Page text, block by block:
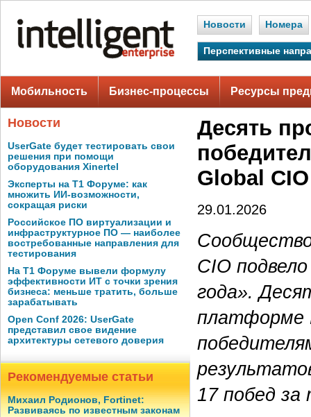
Новости Номера
Перспективные
Мобильность Бизнес-процессы Ресурсы
Новости
UserGate будет тестировать свои
решения при помощи
оборудования Xinertel
Эксперты на Т1 Форуме: как
множить ИИ-возможности,
сокращая риски
Российское ПО виртуализации и
инфраструктурное ПО — наиболее
востребованные направления для
тестирования
На Т1 Форуме вывели формулу
эффективности ИТ с точки зрения
бизнеса: меньше тратить, больше
зарабатывать
Open Conf 2026: UserGate
представил свое видение
архитектуры сетевого доверия
Рекомендуемые статьи
Михаил Родионов, Fortinet:
Развиваясь по известным законам
Десять
Global CIO
29.01.2026
CIO
года».
платформе
17 побед за